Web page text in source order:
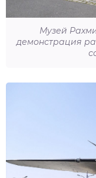
Музей
демонстрация